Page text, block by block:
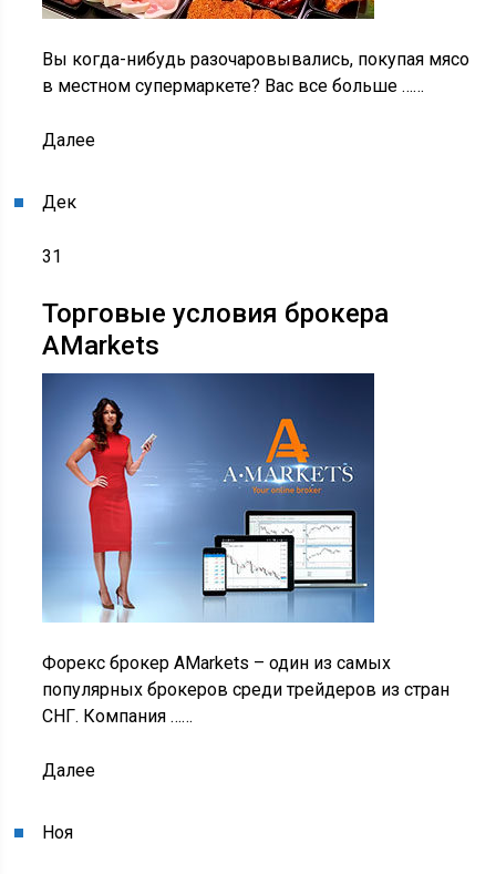
Вы когда-нибудь разочаровывались, покупая мясо
в местном супермаркете? Вас все больше ……
Далее
Дек
31
Торговые условия брокера
AMarkets
Форекс брокер AMarkets – один из самых
популярных брокеров среди трейдеров из стран
СНГ. Компания ……
Далее
Ноя